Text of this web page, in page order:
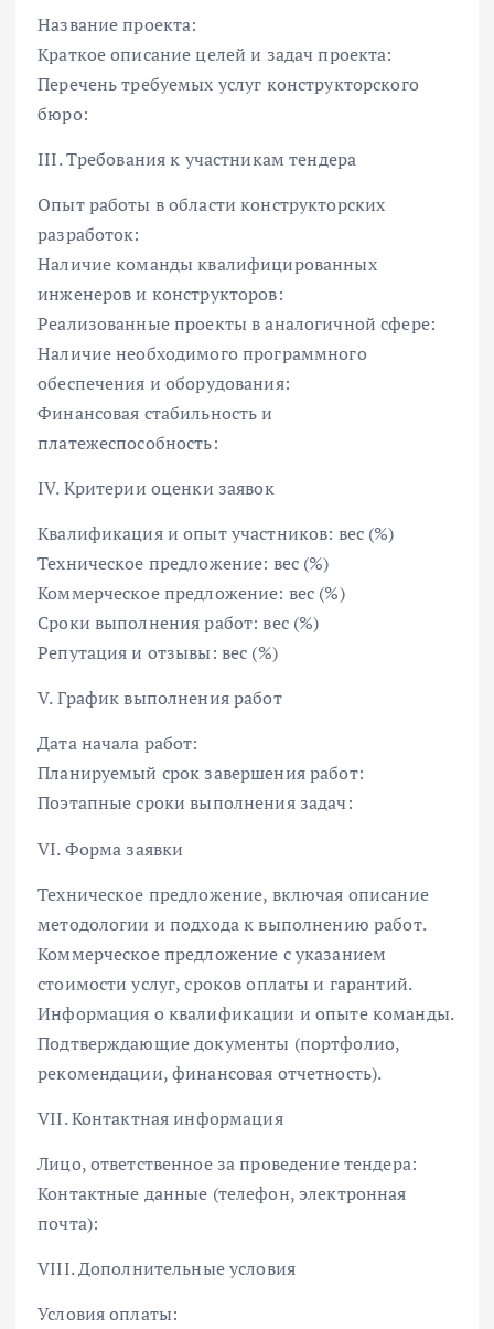
Название проекта:
Краткое описание целей и задач проекта:
Перечень требуемых услуг конструкторского
бюро:
III. Требования к участникам тендера
Опыт работы в области конструкторских
разработок:
Наличие команды квалифицированных
инженеров и конструкторов:
Реализованные проекты в аналогичной сфере:
Наличие необходимого программного
обеспечения и оборудования:
Финансовая стабильность и
платежеспособность:
IV. Критерии оценки заявок
Квалификация и опыт участников: вес (%)
Техническое предложение: вес (%)
Коммерческое предложение: вес (%)
Сроки выполнения работ: вес (%)
Репутация и отзывы: вес (%)
V. График выполнения работ
Дата начала работ:
Планируемый срок завершения работ:
Поэтапные сроки выполнения задач:
VI. Форма заявки
Техническое предложение, включая описание
методологии и подхода к выполнению работ.
Коммерческое предложение с указанием
стоимости услуг, сроков оплаты и гарантий.
Информация о квалификации и опыте команды.
Подтверждающие документы (портфолио,
рекомендации, финансовая отчетность).
VII. Контактная информация
Лицо, ответственное за проведение тендера:
Контактные данные (телефон, электронная
почта):
VIII. Дополнительные условия
Условия оплаты: